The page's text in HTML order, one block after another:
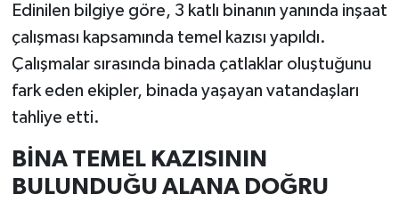
Edinilen bilgiye göre, 3 katlı binanın yanında inşaat
çalışması kapsamında temel kazısı yapıldı.
Çalışmalar sırasında binada çatlaklar oluştuğunu
fark eden ekipler, binada yaşayan vatandaşları
tahliye etti.
BİNA TEMEL KAZISININ
BULUNDUĞU ALANA DOĞRU
Kütahya
Magazin
Otomobil